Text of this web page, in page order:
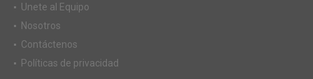
Unete al Equipo
Nosotros
Contáctenos
Políticas de privacidad